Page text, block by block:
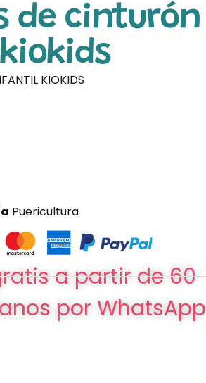
de cinturón
KIOKIDS
Puericultura
a partir de 60
por WhatsApp